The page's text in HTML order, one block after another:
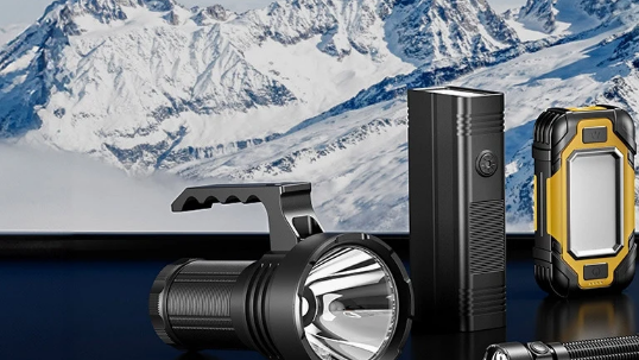
变焦手电
手提手电
战术手电
紫光手电
露营手电
笔式手电
EDC手电
医护手电
照玉手电
变焦头灯
感应头灯
泛光头灯
黄光头灯
拐角手电
水肺潜水
商业潜水
周边配件
电池
户外 工业 应急